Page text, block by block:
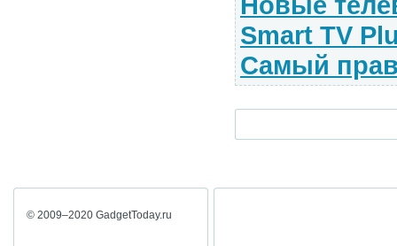
Smart TV
Самый
© 2009–2020 GadgetToday.ru